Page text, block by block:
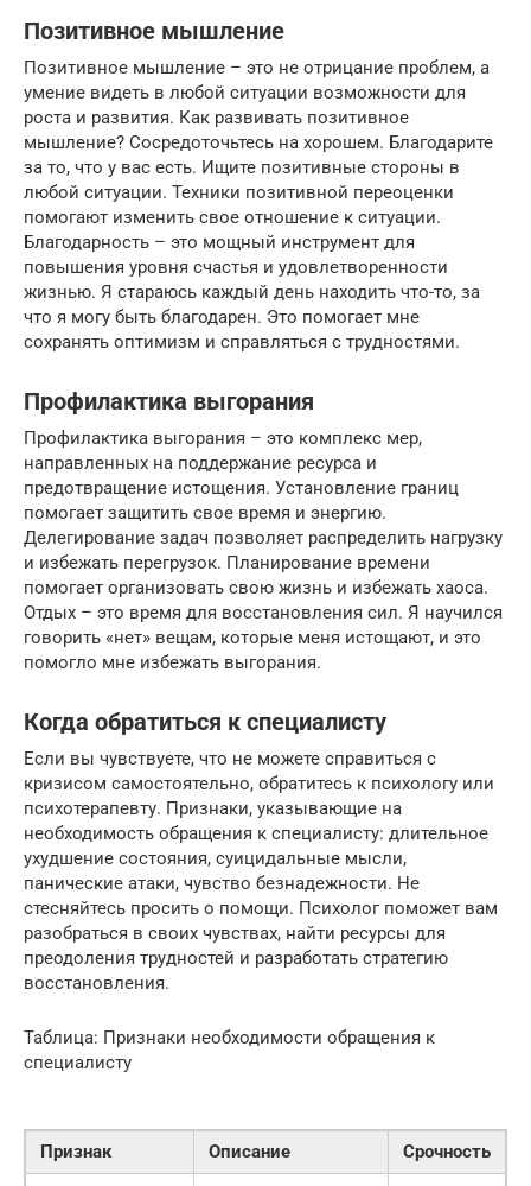
Позитивное мышление
Позитивное мышление – это не отрицание проблем, а
умение видеть в любой ситуации возможности для
роста и развития. Как развивать позитивное
мышление? Сосредоточьтесь на хорошем. Благодарите
за то, что у вас есть. Ищите позитивные стороны в
любой ситуации. Техники позитивной переоценки
помогают изменить свое отношение к ситуации.
Благодарность – это мощный инструмент для
повышения уровня счастья и удовлетворенности
жизнью. Я стараюсь каждый день находить что-то, за
что я могу быть благодарен. Это помогает мне
сохранять оптимизм и справляться с трудностями.
Профилактика выгорания
Профилактика выгорания – это комплекс мер,
направленных на поддержание ресурса и
предотвращение истощения. Установление границ
помогает защитить свое время и энергию.
Делегирование задач позволяет распределить нагрузку
и избежать перегрузок. Планирование времени
помогает организовать свою жизнь и избежать хаоса.
Отдых – это время для восстановления сил. Я научился
говорить «нет» вещам, которые меня истощают, и это
помогло мне избежать выгорания.
Когда обратиться к специалисту
Если вы чувствуете, что не можете справиться с
кризисом самостоятельно, обратитесь к психологу или
психотерапевту. Признаки, указывающие на
необходимость обращения к специалисту: длительное
ухудшение состояния, суицидальные мысли,
панические атаки, чувство безнадежности. Не
стесняйтесь просить о помощи. Психолог поможет вам
разобраться в своих чувствах, найти ресурсы для
преодоления трудностей и разработать стратегию
восстановления.
Таблица: Признаки необходимости обращения к
специалисту
Признак Описание
Срочность